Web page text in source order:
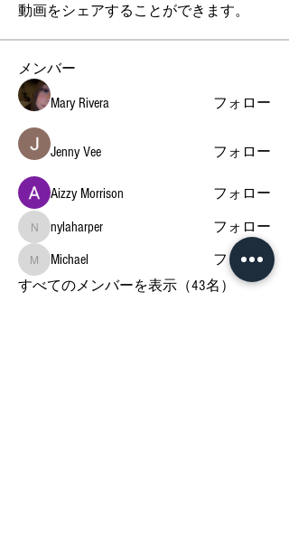
動画をシェアすることができます。
メンバー
Mary Rivera フォロー
Jenny Vee フォロー
Aizzy Morrison フォロー
nylaharper
nylaharper フォロー
MichaelMichael
フォロー
すべてのメンバーを表示（43名）